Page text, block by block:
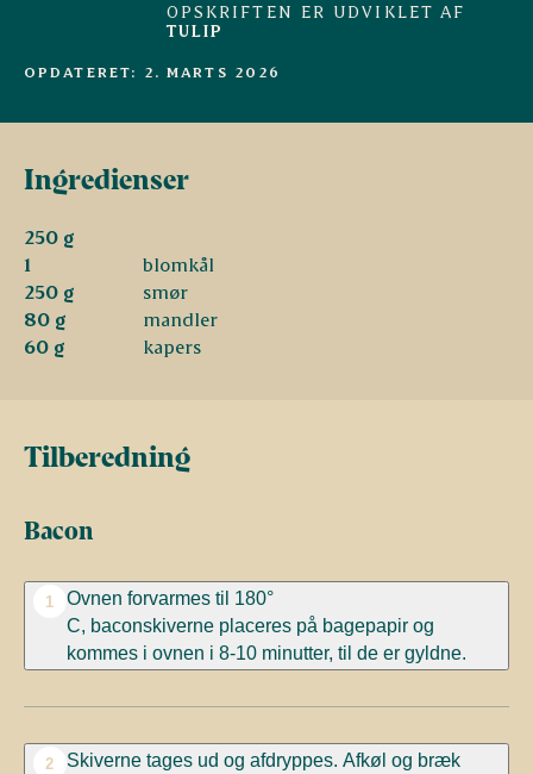
OPSKRIFTEN ER UDVIKLET AF
TULIP
OPDATERET: 2. MARTS 2026
Ingredienser
250 g
1
blomkål
250 g
smør
80 g
mandler
60 g
kapers
Tilberedning
Bacon
1
Ovnen forvarmes til 180°
C, baconskiverneplaceres på bagepapir og
kommes i ovnen i 8-10 minutter, til de er gyldne.
2
Skiverne tages ud og afdryppes. Afkøl og bræk